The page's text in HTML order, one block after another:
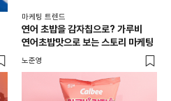
마케팅 트렌드
연어 초밥을 감자칩으로? 가루비
연어초밥맛으로 보는 스토리 마케팅
노준영